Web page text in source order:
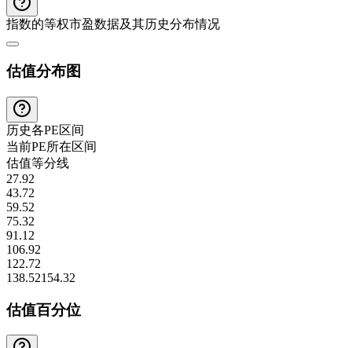
指数的等权市盈数据及其历史分布情况
估值分布图
历史各PE区间
当前PE所在区间
估值等分线
27.92
43.72
59.52
75.32
91.12
106.92
122.72
138.52154.32
估值百分位